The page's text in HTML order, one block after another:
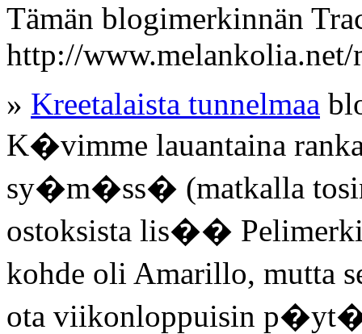
Tämän blogimerkinnän
http://
» Kreetalaista tunnelmaa
K�vimme lauantaina
sy�m�ss� (matkalla
ostoksista lis��
kohde oli Amarillo,
ota viikonloppuisin